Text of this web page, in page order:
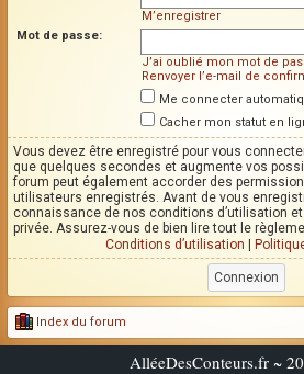
M’enregistrer
Mot de passe:
J’ai oublié mon mot de
Renvoyer l’e-mail de
Me connecter
Cacher mon statut en
Vous devez être enregistré pour vous
que quelques secondes et augmente vos
forum peut également accorder des
utilisateurs enregistrés. Avant de vous
connaissance de nos conditions d’utilisation
privée. Assurez-vous de bien lire tout le
Conditions d’utilisation
Index du forum
AlléeDesConteurs.fr ~